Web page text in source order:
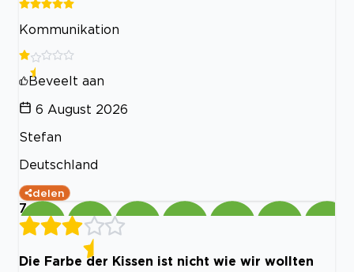
Kommunikation
Beveelt aan
6 August 2026
Stefan
Deutschland
delen
7
Die Farbe der Kissen ist nicht wie wir wollten